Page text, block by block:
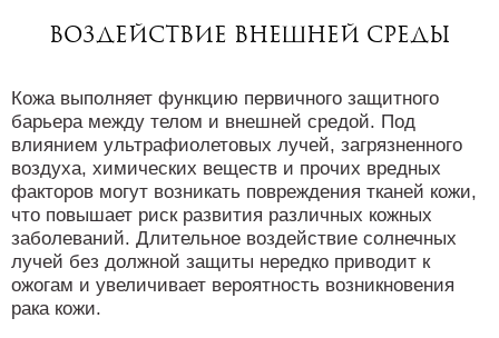
Воздействие внешней среды
Кожа выполняет функцию первичного защитного
барьера между телом и внешней средой. Под
влиянием ультрафиолетовых лучей, загрязненного
воздуха, химических веществ и прочих вредных
факторов могут возникать повреждения тканей кожи,
что повышает риск развития различных кожных
заболеваний. Длительное воздействие солнечных
лучей без должной защиты нередко приводит к
ожогам и увеличивает вероятность возникновения
рака кожи.